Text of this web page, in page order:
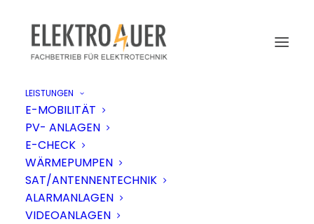
LEISTUNGEN
E-MOBILITÄT
PV- ANLAGEN
E-CHECK
WÄRMEPUMPEN
SAT/ANTENNENTECHNIK
ALARMANLAGEN
VIDEOANLAGEN
Datenschutzerklärung
1. Datenschutz auf einen Blick
Allgemeine Hinweise